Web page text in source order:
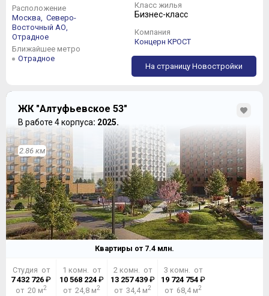
Расположение
Москва, Северо-
Восточный АО,
Отрадное
Ближайшее метро
Отрадное
Класс жилья
Бизнес-класс
Компания
Концерн КРОСТ
На страницу Новостройки
ЖК "Алтуфьевское 53"
В работе 4 корпуса: 2025.
2.86 км
Квартиры от 7.4 млн.
Студия от
7 432 726 ₽
от 20 м2
1 комн. от
10 568 224 ₽
от 24,8 м2
2 комн. от
13 257 439₽
от 34,4 м2
3 комн. от
19 724 754 ₽
от 68,4 м2